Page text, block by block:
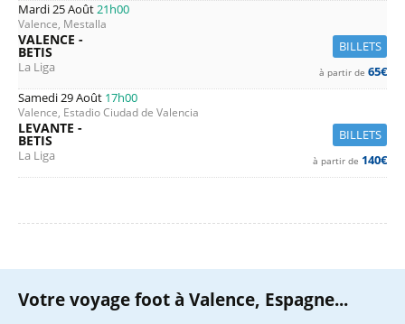
Mardi 25 Août21h00
Valence, Mestalla
BILLETS
VALENCE -
BETIS
La Liga à partir de 65€
Samedi 29 Août 17h00
Valence, Estadio Ciudad de Valencia
BILLETS
LEVANTE -
BETIS
La Liga à partir de 140€
Votre voyage foot à Valence, Espagne...